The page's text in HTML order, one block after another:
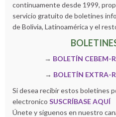
continuamente desde 1999,
servicio gratuito de boletines
de Bolivia, Latinoamérica y el
→ BOLETÍN CEBEM-
→ BOLETÍN EXTRA-
Si desea recibir estos boletines
electronico SUSCRÍBASE AQUÍ
Únete y siguenos en nuestro